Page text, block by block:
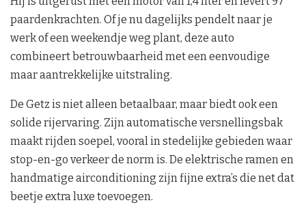
paardenkrachten. Of je nu dagelijks pendelt naar je
werk of een weekendje weg plant, deze auto
combineert betrouwbaarheid met een eenvoudige
maar aantrekkelijke uitstraling.
De Getz is niet alleen betaalbaar, maar biedt ook een
solide rijervaring. Zijn automatische versnellingsbak
maakt rijden soepel, vooral in stedelijke gebieden waar
stop-en-go verkeer de norm is. De elektrische ramen en
handmatige airconditioning zijn fijne extra’s die net dat
beetje extra luxe toevoegen.